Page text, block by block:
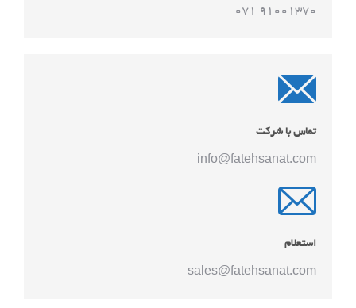
91001370 071
تماس با شرکت
info@fatehsanat.com
استعلام
sales@fatehsanat.com